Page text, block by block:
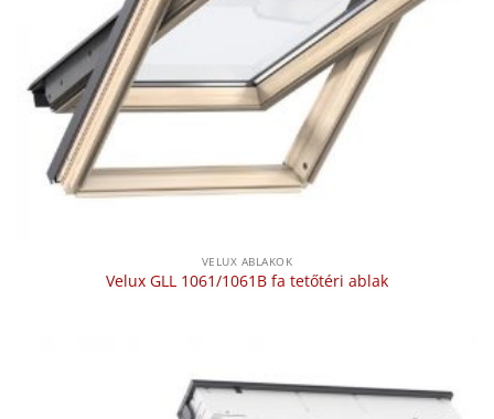
VELUX ABLAKOK
Velux GLL 1061/1061B fa tetőtéri ablak